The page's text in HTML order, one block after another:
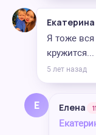
Екатерина
Я тоже
кружится...
5 лет назад
Е Елена